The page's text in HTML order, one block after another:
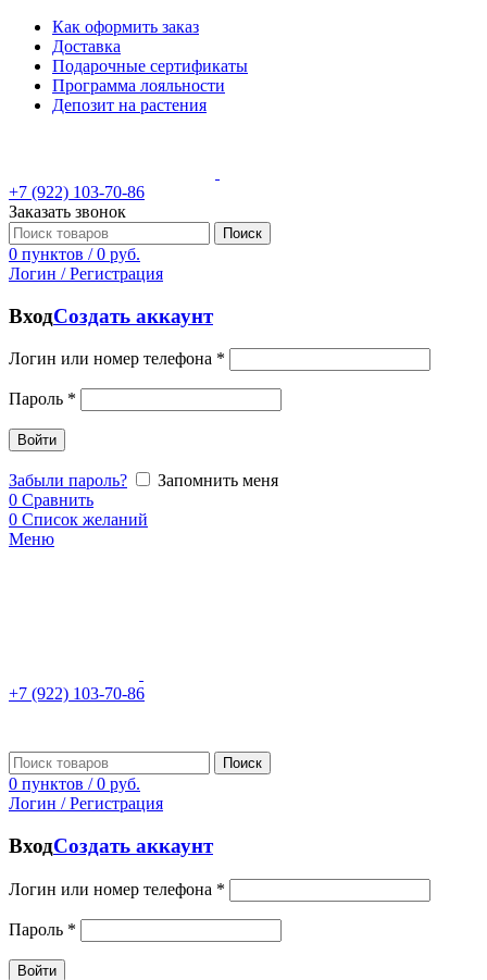
Как оформить заказ
Доставка
Подарочные сертификаты
Программа лояльности
Депозит на растения
+7 (922) 103-70-86
Заказать звонок
Поиск
0 пунктов / 0 руб.
Логин / Регистрация
ВходСоздать аккаунт
Логин или номер телефона *
Пароль *
Войти
Забыли пароль?
Запомнить меня
0 Сравнить
0 Список желаний
Меню
+7 (922) 103-70-86
Поиск
0 пунктов / 0 руб.
Логин / Регистрация
ВходСоздать аккаунт
Логин или номер телефона *
Пароль *
Войти